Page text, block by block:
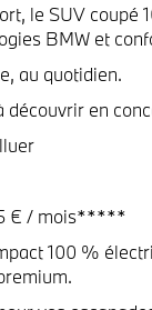
le SUV coupé
BMW et
au quotidien.
en
€ / mois*****
100 %